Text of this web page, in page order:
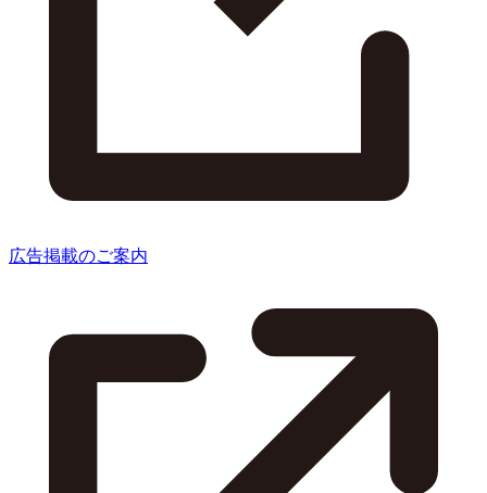
広告掲載のご案内